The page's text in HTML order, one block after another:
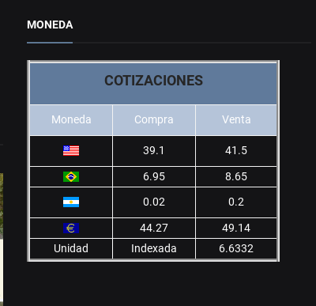
MONEDA
COTIZACIONES
Moneda Compra Venta
39.1 41.5
6.95
8.65
0.02
0.2
44.27
49.14
Unidad
Indexada 6.6332